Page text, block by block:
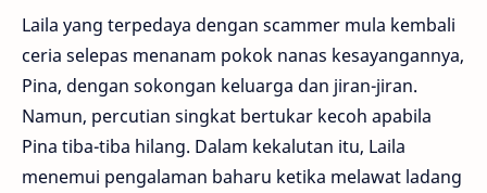
Laila yang terpedaya dengan scammer mula kembali
ceria selepas menanam pokok nanas kesayangannya,
Pina, dengan sokongan keluarga dan jiran-jiran.
Namun, percutian singkat bertukar kecoh apabila
Pina tiba-tiba hilang. Dalam kekalutan itu, Laila
menemui pengalaman baharu ketika melawat ladang